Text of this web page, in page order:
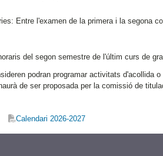
Entre l'examen de la primera i la segona
del segon semestre de l'últim curs de
podran programar activitats d'acollida
de ser proposada per la comissió de
Calendari 2026-2027